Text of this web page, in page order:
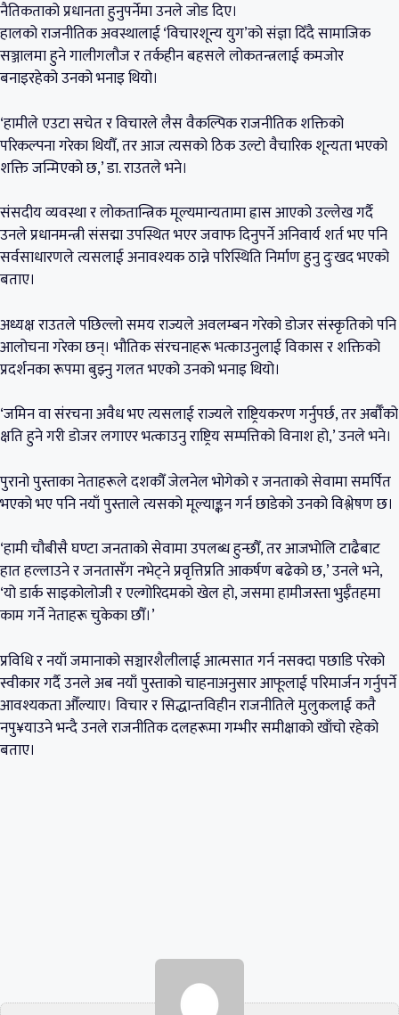
नैतिकताको प्रधानता हुनुपर्नेमा उनले जोड दिए।
हालको राजनीतिक अवस्थालाई ‘विचारशून्य युग’को संज्ञा दिँदै सामाजिक
सञ्जालमा हुने गालीगलौज र तर्कहीन बहसले लोकतन्त्रलाई कमजोर
बनाइरहेको उनको भनाइ थियो।
‘हामीले एउटा सचेत र विचारले लैस वैकल्पिक राजनीतिक शक्तिको
परिकल्पना गरेका थियौँ, तर आज त्यसको ठिक उल्टो वैचारिक शून्यता भएको
शक्ति जन्मिएको छ,’ डा. राउतले भने।
संसदीय व्यवस्था र लोकतान्त्रिक मूल्यमान्यतामा ह्रास आएको उल्लेख गर्दै
उनले प्रधानमन्त्री संसद्मा उपस्थित भएर जवाफ दिनुपर्ने अनिवार्य शर्त भए पनि
सर्वसाधारणले त्यसलाई अनावश्यक ठान्ने परिस्थिति निर्माण हुनु दुःखद भएको
बताए।
अध्यक्ष राउतले पछिल्लो समय राज्यले अवलम्बन गरेको डोजर संस्कृतिको पनि
आलोचना गरेका छन्। भौतिक संरचनाहरू भत्काउनुलाई विकास र शक्तिको
प्रदर्शनका रूपमा बुझ्नु गलत भएको उनको भनाइ थियो।
‘जमिन वा संरचना अवैध भए त्यसलाई राज्यले राष्ट्रियकरण गर्नुपर्छ, तर अर्बौँको
क्षति हुने गरी डोजर लगाएर भत्काउनु राष्ट्रिय सम्पत्तिको विनाश हो,’ उनले भने।
पुरानो पुस्ताका नेताहरूले दशकौँ जेलनेल भोगेको र जनताको सेवामा समर्पित
भएको भए पनि नयाँ पुस्ताले त्यसको मूल्याङ्कन गर्न छाडेको उनको विश्लेषण छ।
‘हामी चौबीसै घण्टा जनताको सेवामा उपलब्ध हुन्छौँ, तर आजभोलि टाढैबाट
हात हल्लाउने र जनतासँग नभेट्ने प्रवृत्तिप्रति आकर्षण बढेको छ,’ उनले भने,
‘यो डार्क साइकोलोजी र एल्गोरिदमको खेल हो, जसमा हामीजस्ता भुईँतहमा
काम गर्ने नेताहरू चुकेका छौँ।’
प्रविधि र नयाँ जमानाको सञ्चारशैलीलाई आत्मसात गर्न नसक्दा पछाडि परेको
स्वीकार गर्दै उनले अब नयाँ पुस्ताको चाहनाअनुसार आफूलाई परिमार्जन गर्नुपर्ने
आवश्यकता औँल्याए। विचार र सिद्धान्तविहीन राजनीतिले मुलुकलाई कतै
नपु¥याउने भन्दै उनले राजनीतिक दलहरूमा गम्भीर समीक्षाको खाँचो रहेको
बताए।